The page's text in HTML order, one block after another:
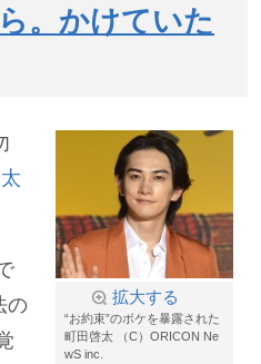
。かけていた
拡大する
“お約束”のボケを暴露された
町田啓太 （C）ORICON Ne
wS inc.
の